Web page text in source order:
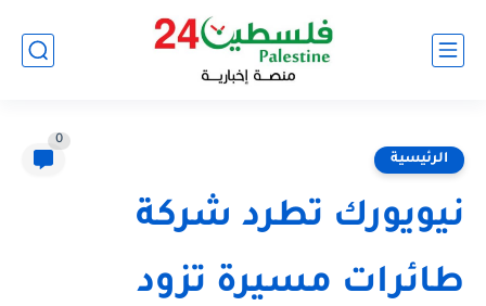
الرئيسية
0
نيويورك تطرد شركة
طائرات مسيرة تزود